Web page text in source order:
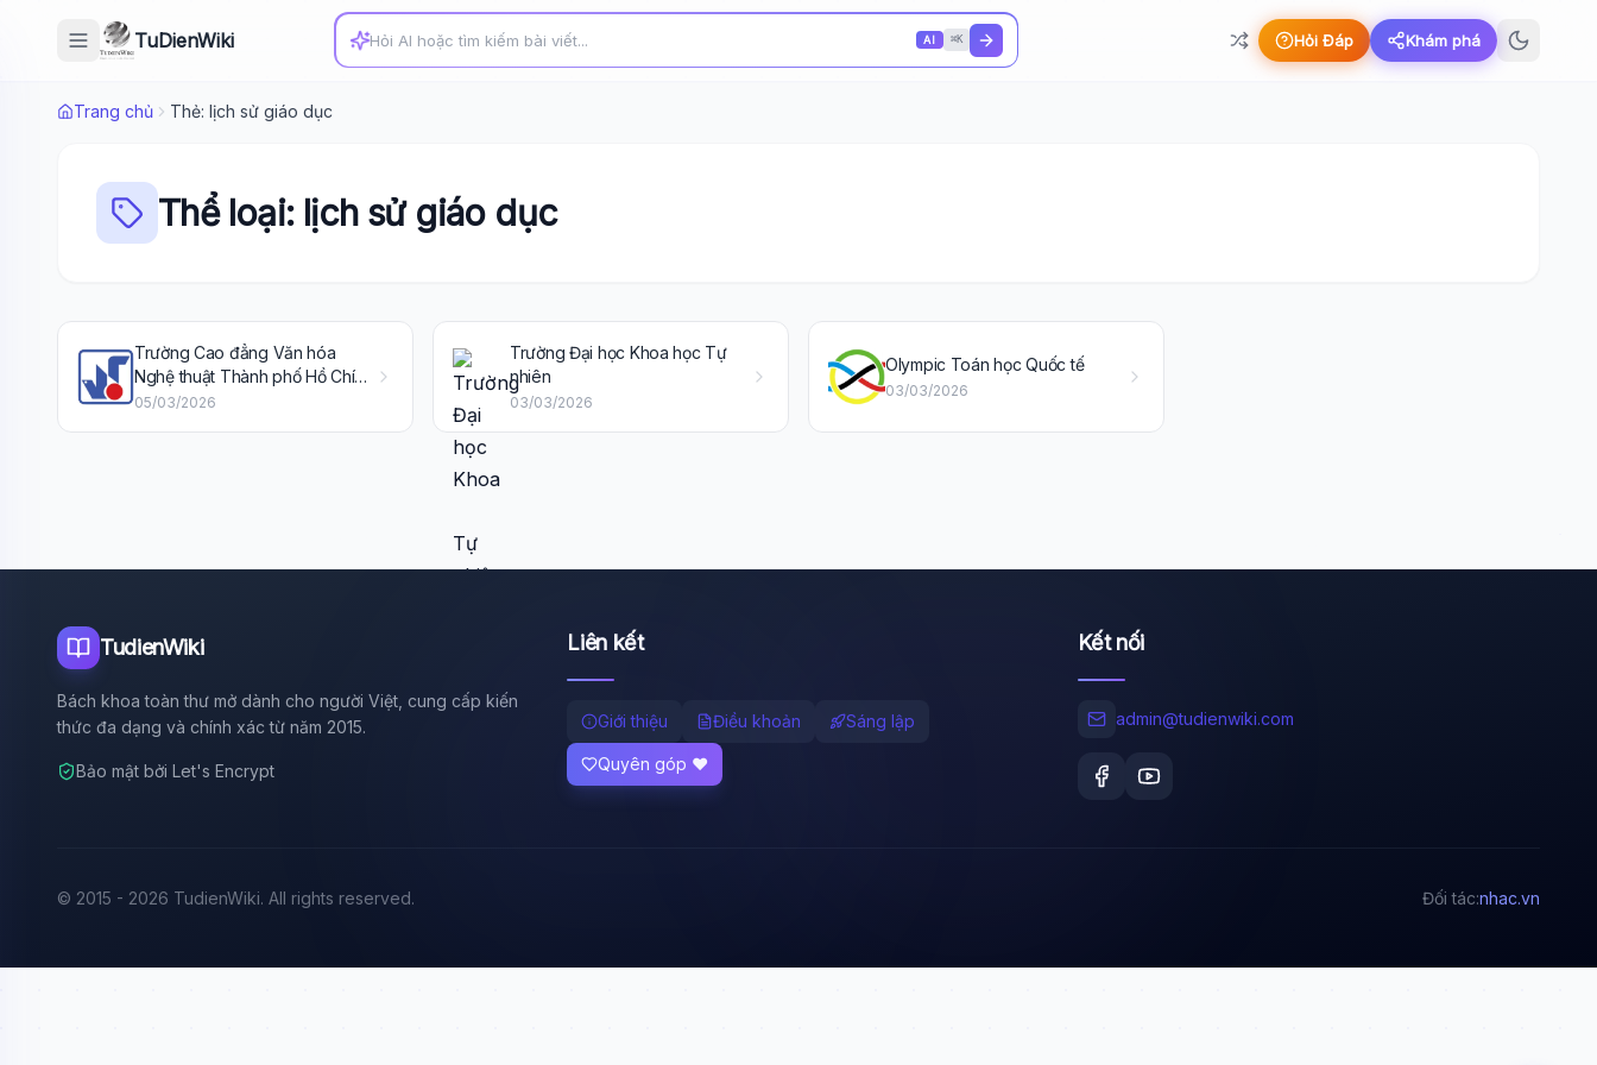
TuDienWiki AI ⌘K Hỏi Đáp Khám phá
Trang chủ Thẻ: lịch sử giáo dục
Thể loại: lịch sử giáo dục
Trường Cao đẳng Văn hóa
Nghệ thuật Thành phố Hồ Chí
Minh
05/03/2026
Trường Đại học Khoa học Tự
nhiên
03/03/2026
Olympic Toán học Quốc tế
03/03/2026
TudienWiki
Bách khoa toàn thư mở dành cho người Việt, cung cấp kiến
thức đa dạng và chính xác từ năm 2015.
Bảo mật bởi Let's Encrypt
Liên kết
Giới thiệu Điều khoản Sáng lập
Quyên góp ❤️
Kết nối
admin@tudienwiki.com
© 2015 - 2026 TudienWiki. All rights reserved. Đối tác:nhac.vn
điều gì về các bài viết trên Wiki!